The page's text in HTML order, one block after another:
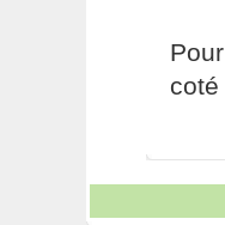
coté